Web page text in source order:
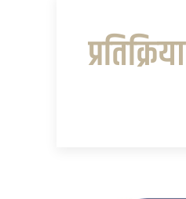
प्रतिक्रिया